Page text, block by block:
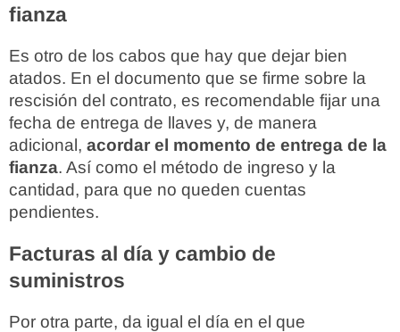
fianza
Es otro de los cabos que hay que dejar bien
atados. En el documento que se firme sobre la
rescisión del contrato, es recomendable fijar una
fecha de entrega de llaves y, de manera
adicional, acordar el momento de entrega de la
fianza. Así como el método de ingreso y la
cantidad, para que no queden cuentas
pendientes.
Facturas al día y cambio de
suministros
Por otra parte, da igual el día en el que